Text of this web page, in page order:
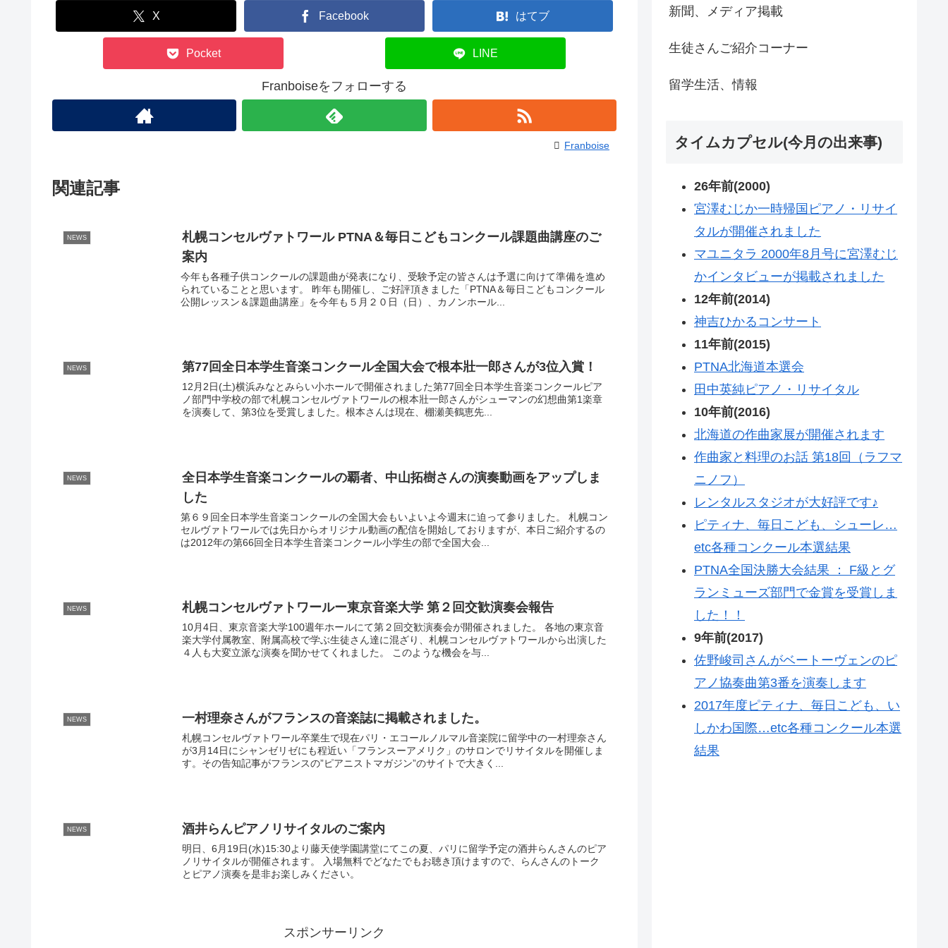
X Facebook はてブ
Pocket LINE
Franboiseをフォローする
Franboise
関連記事
NEWS
札幌コンセルヴァトワール PTNA＆毎日こどもコンクール課題曲講座のご
案内
今年も各種子供コンクールの課題曲が発表になり、受験予定の皆さんは予選に向けて準備を進め
られていることと思います。 昨年も開催し、ご好評頂きました「PTNA＆毎日こどもコンクール
公開レッスン＆課題曲講座」を今年も５月２０日（日）、カノンホール...
NEWS 第77回全日本学生音楽コンクール全国大会で根本壯一郎さんが3位入賞！
12月2日(土)横浜みなとみらい小ホールで開催されました第77回全日本学生音楽コンクールピア
ノ部門中学校の部で札幌コンセルヴァトワールの根本壯一郎さんがシューマンの幻想曲第1楽章
を演奏して、第3位を受賞しました。根本さんは現在、棚瀬美鶴恵先...
NEWS
全日本学生音楽コンクールの覇者、中山拓樹さんの演奏動画をアップしま
した
第６９回全日本学生音楽コンクールの全国大会もいよいよ今週末に迫って参りました。 札幌コン
セルヴァトワールでは先日からオリジナル動画の配信を開始しておりますが、本日ご紹介するの
は2012年の第66回全日本学生音楽コンクール小学生の部で全国大会...
NEWS 札幌コンセルヴァトワールー東京音楽大学 第２回交歓演奏会報告
10月4日、東京音楽大学100週年ホールにて第２回交歓演奏会が開催されました。 各地の東京音
楽大学付属教室、附属高校で学ぶ生徒さん達に混ざり、札幌コンセルヴァトワールから出演した
４人も大変立派な演奏を聞かせてくれました。 このような機会を与...
NEWS 一村理奈さんがフランスの音楽誌に掲載されました。
札幌コンセルヴァトワール卒業生で現在パリ・エコールノルマル音楽院に留学中の一村理奈さん
が3月14日にシャンゼリゼにも程近い「フランスーアメリク」のサロンでリサイタルを開催しま
す。その告知記事がフランスの”ピアニストマガジン”のサイトで大きく...
NEWS 酒井らんピアノリサイタルのご案内
明日、6月19日(水)15:30より藤天使学園講堂にてこの夏、パリに留学予定の酒井らんさんのピア
ノリサイタルが開催されます。 入場無料でどなたでもお聴き頂けますので、らんさんのトーク
とピアノ演奏を是非お楽しみください。
スポンサーリンク
新聞、メディア掲載
生徒さんご紹介コーナー
留学生活、情報
タイムカプセル(今月の出来事)
26年前(2000)
宮澤むじか一時帰国ピアノ・リサイ
タルが開催されました
マユニタラ 2000年8月号に宮澤むじ
かインタビューが掲載されました
12年前(2014)
神吉ひかるコンサート
11年前(2015)
PTNA北海道本選会
田中英純ピアノ・リサイタル
10年前(2016)
北海道の作曲家展が開催されます
作曲家と料理のお話 第18回（ラフマ
ニノフ）
レンタルスタジオが大好評です♪
ピティナ、毎日こども、シューレ…
etc各種コンクール本選結果
PTNA全国決勝大会結果 ： F級とグ
ランミューズ部門で金賞を受賞しま
した！！
9年前(2017)
佐野峻司さんがベートーヴェンのピ
アノ協奏曲第3番を演奏します
2017年度ピティナ、毎日こども、い
しかわ国際…etc各種コンクール本選
結果